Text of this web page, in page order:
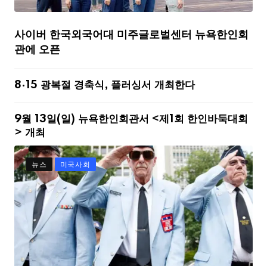
사이버 한국외국어대 미주글로벌센터 뉴욕한인회
관에 오픈
8·15 광복절 경축식, 플러싱서 개최한다
9월 13일(일) 뉴욕한인회관서 <제1회 한인바둑대회
> 개최
뉴스 미국사회